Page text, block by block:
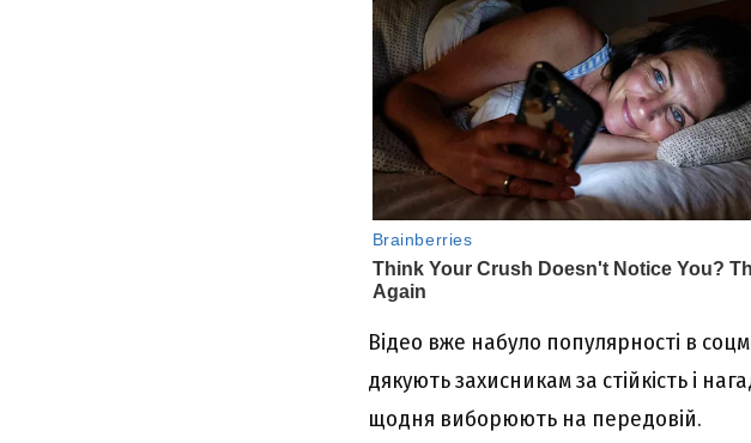
Відео вже набуло популярності в
дякують захисникам за стійкість і
щодня виборюють на передовій.